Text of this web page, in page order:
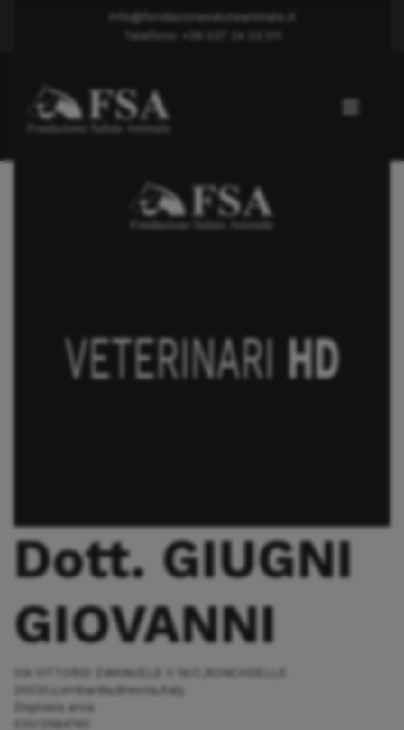
info@fondazionesaluteanimale.it
Telefono: +39 037 24 03 511
Displasia anca
Dott. GIUGNI GIOVANNI
Dott. GIUGNI
GIOVANNI
25030,Lombardia,Brescia,Italy
Displasia anca